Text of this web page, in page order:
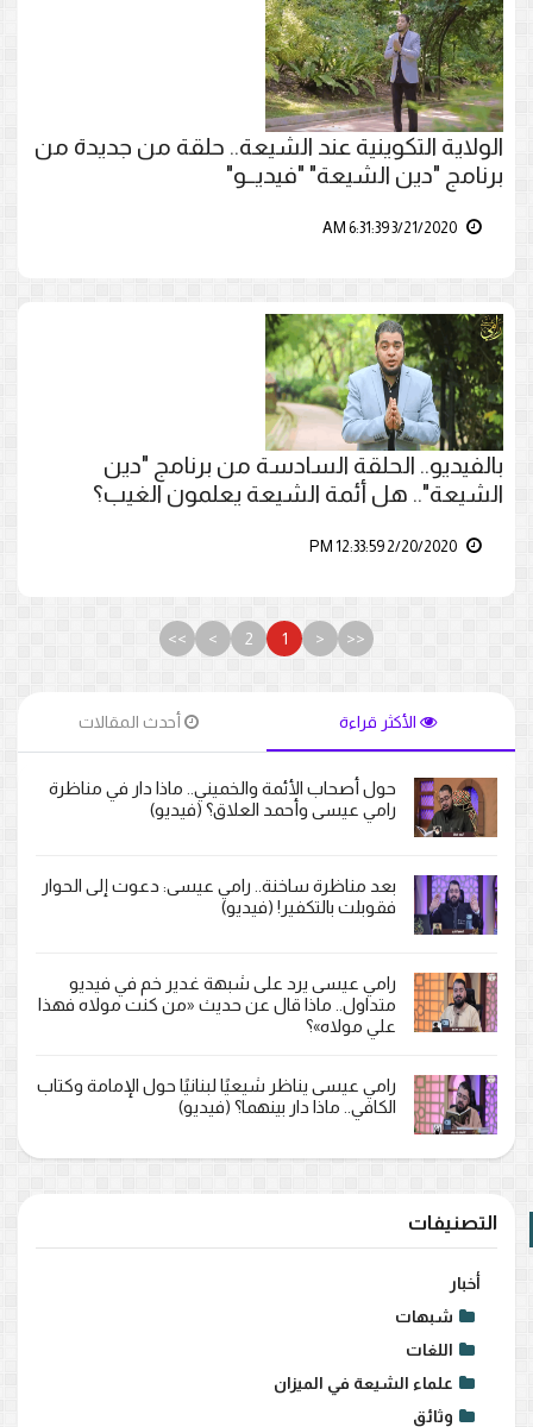
الولاية التكوينية عند الشيعة.. حلقة من جديدة من
برنامج "دين الشيعة" "فيديــو"
بالفيديو.. الحلقة السادسة من برنامج "دين
الشيعة".. هل أئمة الشيعة يعلمون الغيب؟
<<
<
1
2
>
>>
الأكثر قراءة أحدث المقالات
حول أصحاب الأئمة والخميني.. ماذا دار في مناظرة
رامي عيسى وأحمد العلاق؟ (فيديو)
بعد مناظرة ساخنة.. رامي عيسى: دعوت إلى الحوار
فقوبلت بالتكفير! (فيديو)
رامي عيسى يرد على شبهة غدير خم في فيديو
متداول.. ماذا قال عن حديث «من كنت مولاه فهذا
علي مولاه»؟
رامي عيسى يناظر شيعيًا لبنانيًا حول الإمامة وكتاب
الكافي.. ماذا دار بينهما؟ (فيديو)
التصنيفات
أخبار
شبهات
اللغات
علماء الشيعة في الميزان
وثائق